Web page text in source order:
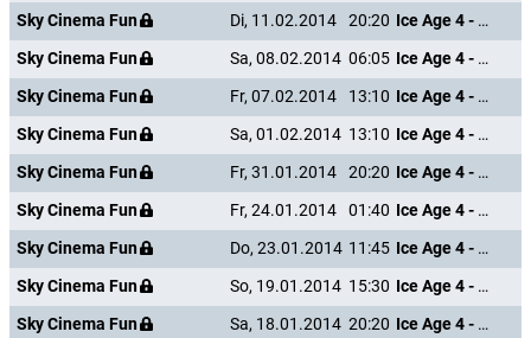
Sky Cinema Fun
Di, 11.02.2014 20:20
Ice Age 4 - Voll verschoben
Sky Cinema Fun
Sa, 08.02.2014 06:05
Ice Age 4 - Voll verschoben
Sky Cinema Fun
Fr, 07.02.2014 13:10
Ice Age 4 - Voll verschoben
Sky Cinema Fun
Sa, 01.02.2014 13:10
Ice Age 4 - Voll verschoben
Sky Cinema Fun
Fr, 31.01.2014 20:20
Ice Age 4 - Voll verschoben
Sky Cinema Fun
Fr, 24.01.2014 01:40
Ice Age 4 - Voll verschoben
Sky Cinema Fun
Do, 23.01.2014 11:45
Ice Age 4 - Voll verschoben
Sky Cinema Fun
So, 19.01.2014 15:30
Ice Age 4 - Voll verschoben
Sky Cinema Fun
Sa, 18.01.2014 20:20 Ice Age 4 - Voll verschoben